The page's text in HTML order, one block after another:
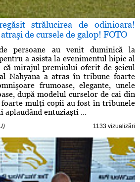
strălucirea de odinioara!
de cursele de galop! FOTO
persoane au venit duminică la
a asista la evenimentul hipic al
că mirajul premiului oferit de şeicul
Nahyana a atras în tribune foarte
frumoase, elegante, unele
după modelul curselor de cai din
foarte mulţi copii au fost în tribunele
entuziaşti ...
1133 vizualizări